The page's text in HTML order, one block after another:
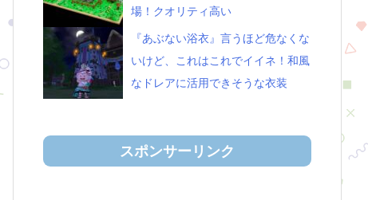
場！クオリティ高い
『あぶない浴衣』言うほど危なくな
いけど、これはこれでイイネ！和風
なドレアに活用できそうな衣装
スポンサーリンク